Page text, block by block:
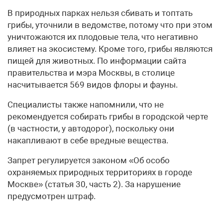
В природных парках нельзя сбивать и топтать
грибы, уточнили в ведомстве, потому что при этом
уничтожаются их плодовые тела, что негативно
влияет на экосистему. Кроме того, грибы являются
пищей для животных. По информации сайта
правительства и мэра Москвы, в столице
насчитывается 569 видов флоры и фауны.
Специалисты также напомнили, что не
рекомендуется собирать грибы в городской черте
(в частности, у автодорог), поскольку они
накапливают в себе вредные вещества.
Запрет регулируется законом «Об особо
охраняемых природных территориях в городе
Москве» (статья 30, часть 2). За нарушение
предусмотрен штраф.